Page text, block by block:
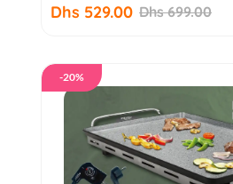
Dhs 529.00 Dhs 699.00
-20%